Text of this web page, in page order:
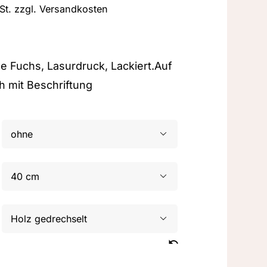
zzgl. Versandkosten
Fuchs, Lasurdruck, Lackiert.Auf
mit Beschriftung


